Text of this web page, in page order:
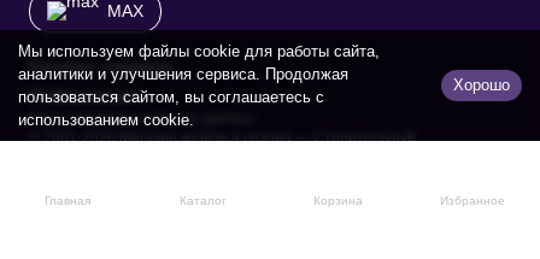
Главная Каталог Корзина Избранное
MAX
Каталог товаров
Информация
Политика персональных данных
© 2001-2026 Магазин кровли 4 сезона — Строительный
Мы используем файлы cookie для работы сайта,
аналитики и улучшения сервиса. Продолжая
пользоваться сайтом, вы соглашаетесь с
использованием cookie.
Хорошо